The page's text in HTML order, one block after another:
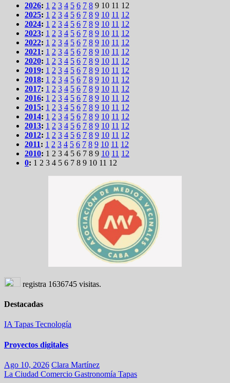
2026: 1 2 3 4 5 6 7 8 9 10 11 12
2025: 1 2 3 4 5 6 7 8 9 10 11 12
2024: 1 2 3 4 5 6 7 8 9 10 11 12
2023: 1 2 3 4 5 6 7 8 9 10 11 12
2022: 1 2 3 4 5 6 7 8 9 10 11 12
2021: 1 2 3 4 5 6 7 8 9 10 11 12
2020: 1 2 3 4 5 6 7 8 9 10 11 12
2019: 1 2 3 4 5 6 7 8 9 10 11 12
2018: 1 2 3 4 5 6 7 8 9 10 11 12
2017: 1 2 3 4 5 6 7 8 9 10 11 12
2016: 1 2 3 4 5 6 7 8 9 10 11 12
2015: 1 2 3 4 5 6 7 8 9 10 11 12
2014: 1 2 3 4 5 6 7 8 9 10 11 12
2013: 1 2 3 4 5 6 7 8 9 10 11 12
2012: 1 2 3 4 5 6 7 8 9 10 11 12
2011: 1 2 3 4 5 6 7 8 9 10 11 12
2010: 1 2 3 4 5 6 7 8 9 10 11 12
0: 1 2 3 4 5 6 7 8 9 10 11 12
registra 1636745 visitas.
Destacadas
IATapas Tecnología
Proyectos digitales
Ago 10, 2026 Clara Martínez
La Ciudad Comercio Gastronomía Tapas